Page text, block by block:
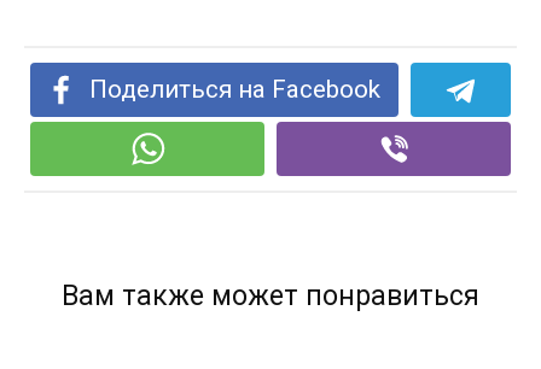
Поделиться на Facebook
Вам также может понравиться